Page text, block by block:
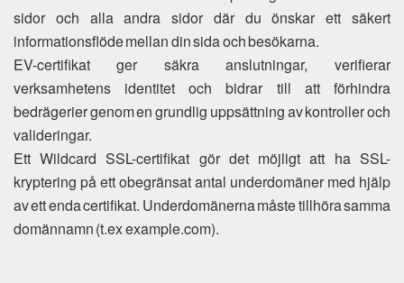
sidor och alla andra sidor där du önskar ett säkert
informationsflöde mellan din sida och besökarna.
EV-certifikat ger säkra anslutningar, verifierar
verksamhetens identitet och bidrar till att förhindra
bedrägerier genom en grundlig uppsättning av kontroller och
valideringar.
Ett Wildcard SSL-certifikat gör det möjligt att ha SSL-
kryptering på ett obegränsat antal underdomäner med hjälp
av ett enda certifikat. Underdomänerna måste tillhöra samma
domännamn (t.ex example.com).